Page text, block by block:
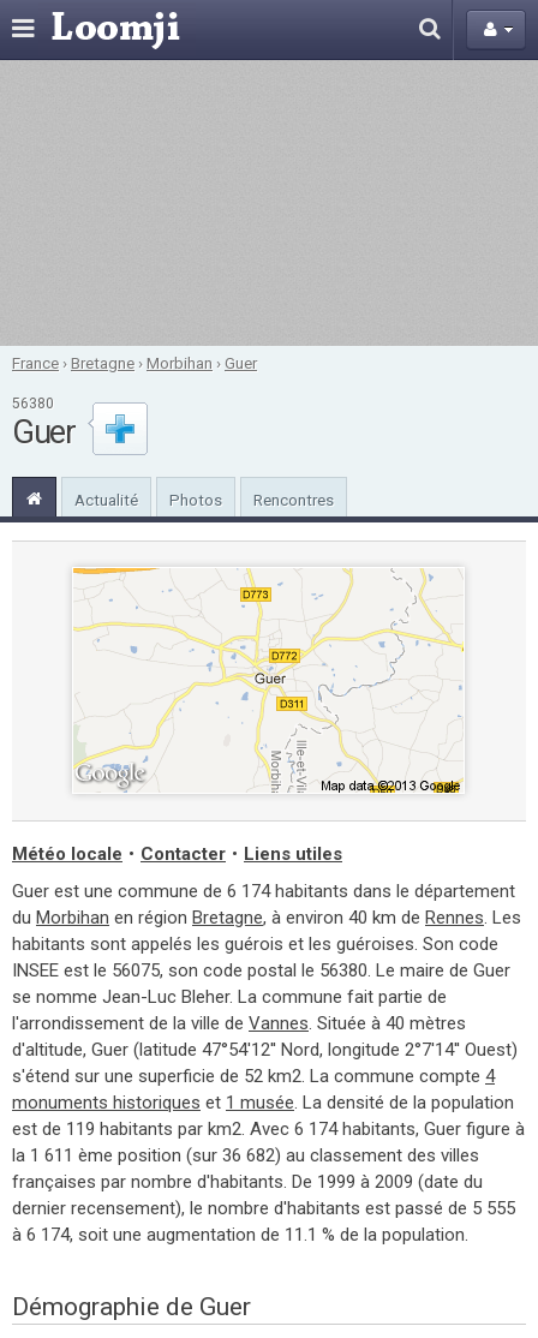
France ›Bretagne ›Morbihan ›Guer
56380
Guer
Actualité Photos Rencontres
Météo locale • Contacter • Liens utiles
Guer est une commune de 6 174 habitants dans le département
du Morbihan en région Bretagne, à environ 40 km de Rennes. Les
habitants sont appelés les guérois et les guéroises. Son code
INSEE est le 56075, son code postal le 56380. Le maire de Guer
se nomme Jean-Luc Bleher. La commune fait partie de
l'arrondissement de la ville de Vannes. Située à 40 mètres
d'altitude, Guer (latitude 47°54'12'' Nord, longitude 2°7'14'' Ouest)
s'étend sur une superficie de 52 km2. La commune compte 4
monuments historiques et 1 musée. La densité de la population
est de 119 habitants par km2. Avec 6 174 habitants, Guer figure à
la 1 611 ème position (sur 36 682) au classement des villes
françaises par nombre d'habitants. De 1999 à 2009 (date du
dernier recensement), le nombre d'habitants est passé de 5 555
à 6 174, soit une augmentation de 11.1 % de la population.
Démographie de Guer